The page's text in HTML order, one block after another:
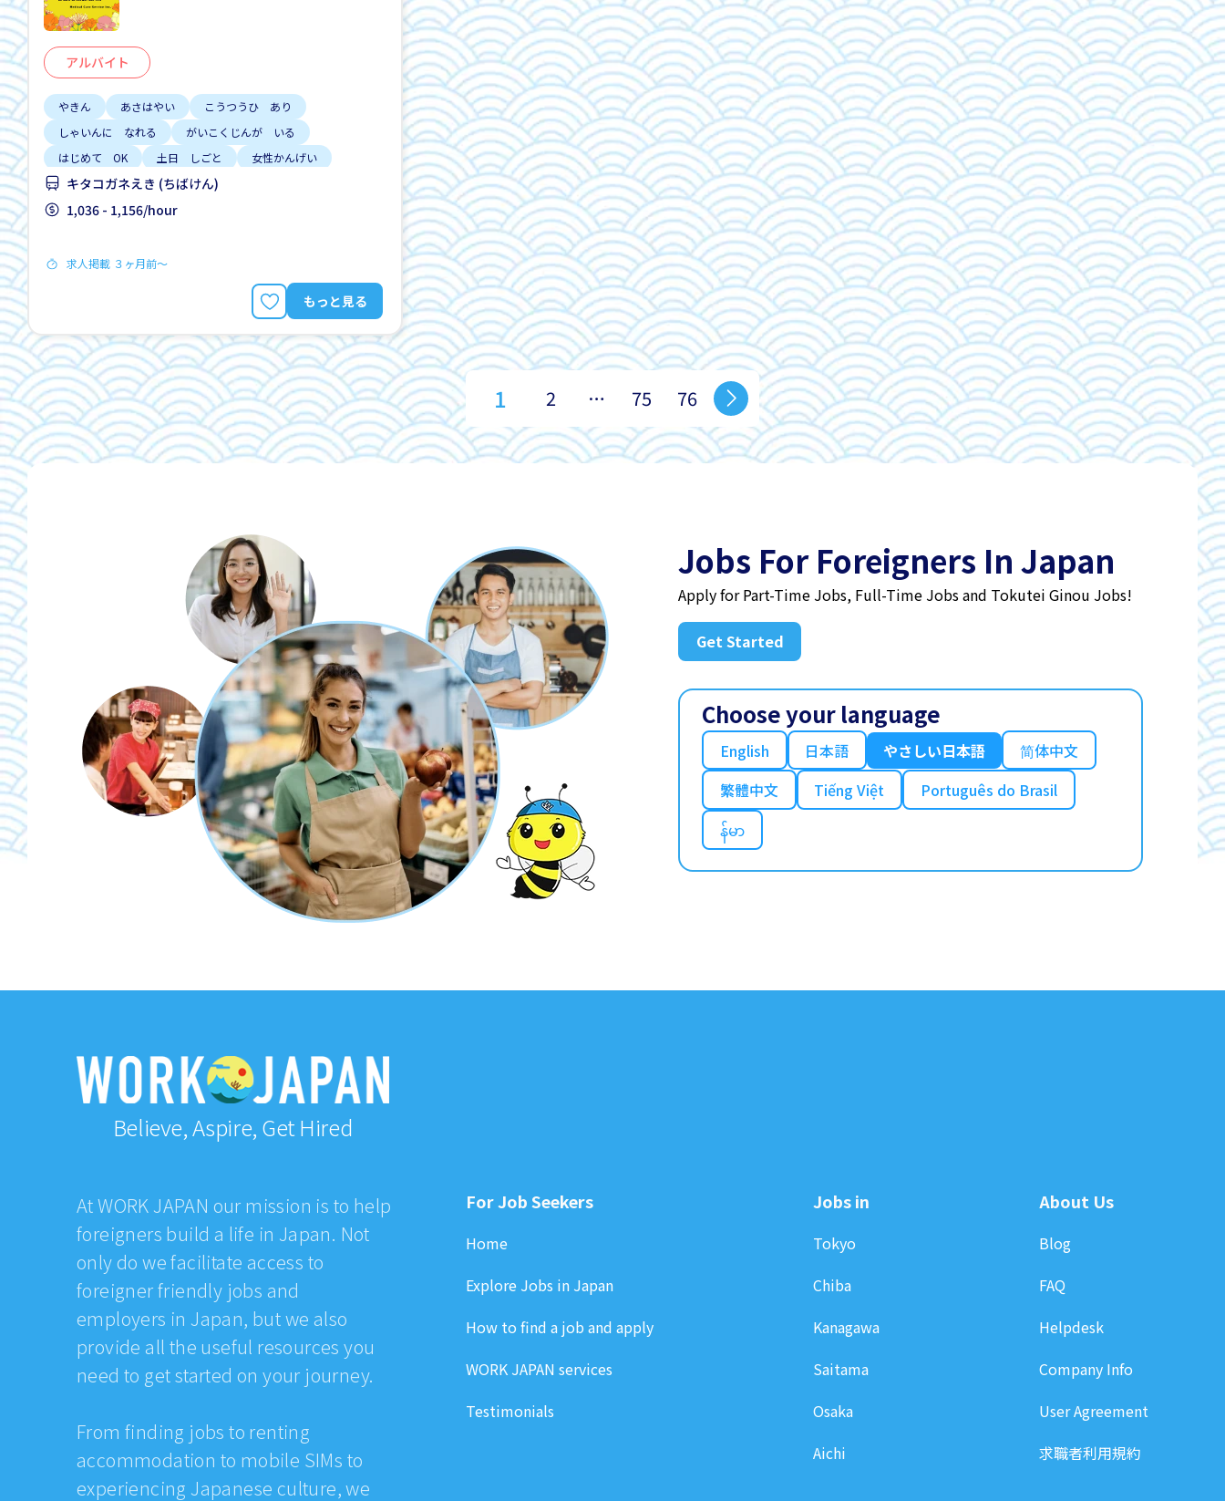
アルバイト
やきん あさはやい
こうつうひ あり
しゃいんに なれる
がいこくじんが いる
はじめて OK
土日 しごと
女性かんげい
男性かんげい
キタコガネえき (ちばけん)
1,036 - 1,156/hour
求人掲載 ３ヶ月前〜
もっと見る
1 2 … 75 76
Jobs For Foreigners In Japan
Apply for Part-Time Jobs, Full-Time Jobs and Tokutei Ginou Jobs!
Get Started
Choose your language
English 日本語 やさしい日本語
简体中文
繁體中文
Tiếng Việt
Português do Brasil
န်မာ
Believe, Aspire, Get Hired
At WORK JAPAN our mission is to help
foreigners build a life in Japan. Not
only do we facilitate access to
foreigner friendly jobs and
employers in Japan, but we also
provide all the useful resources you
need to get started on your journey.
From finding jobs to renting
accommodation to mobile SIMs to
experiencing Japanese culture, we
For Job Seekers
Home
Explore Jobs in Japan
How to find a job and apply
WORK JAPAN services
Testimonials
Jobs in
Tokyo
Chiba
Kanagawa
Saitama
Osaka
Aichi
About Us
Blog
FAQ
Helpdesk
Company Info
User Agreement
求職者利用規約